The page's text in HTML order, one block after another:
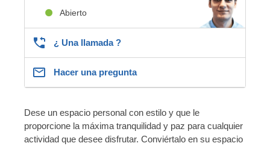
Abierto
¿ Una llamada ?
Hacer una pregunta
Dese un espacio personal con estilo y que le
proporcione la máxima tranquilidad y paz para cualquier
actividad que desee disfrutar. Conviértalo en su espacio